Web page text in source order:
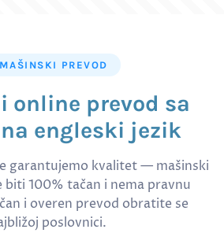
MAŠINSKI PREVOD
online prevod sa
engleski jezik
garantujemo kvalitet — mašinski
biti 100% tačan i nema pravnu
i overen prevod obratite se
poslovnici.